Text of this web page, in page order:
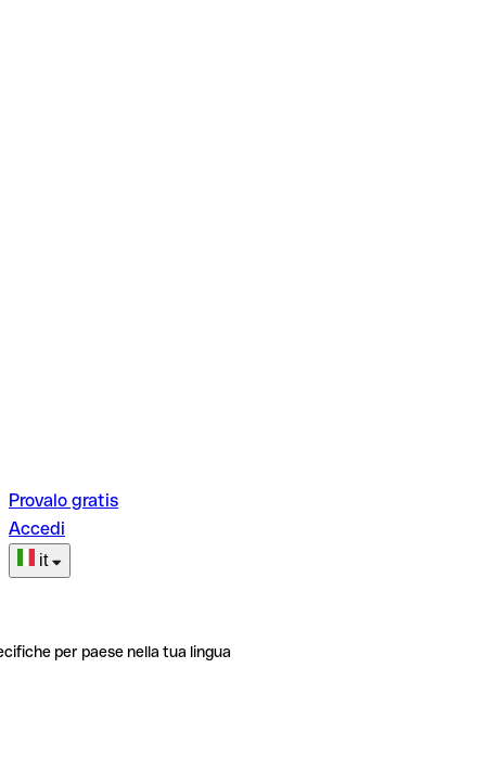
Provalo gratis
Accedi
it
per paese nella tua lingua